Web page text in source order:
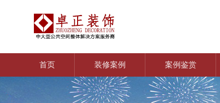
首页 装修案例 案例鉴赏